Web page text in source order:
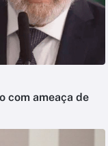
com ameaça de